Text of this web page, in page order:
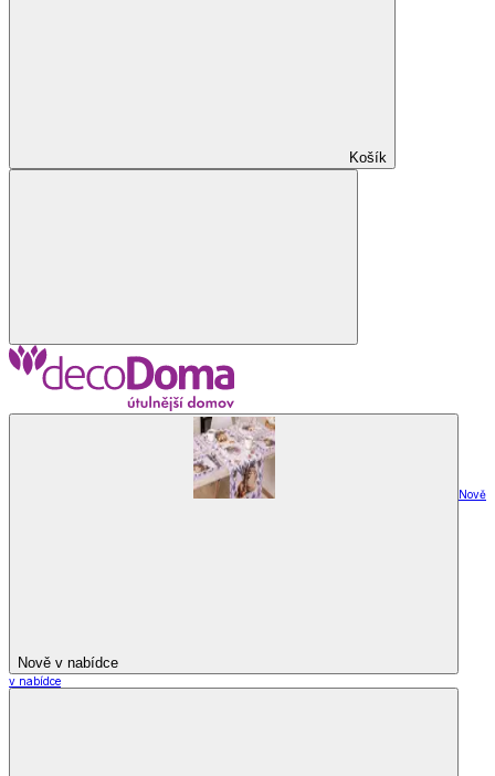
Košík
Nově v nabídce
Nově
v nabídce